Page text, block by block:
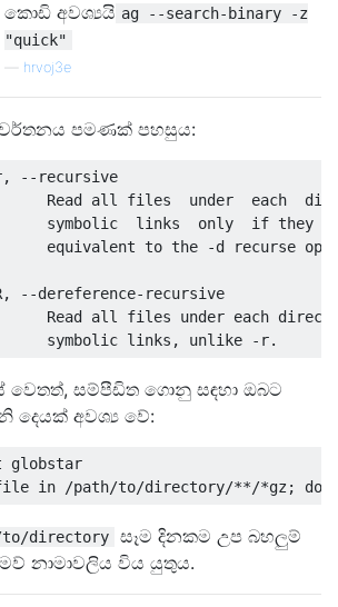
කොඩි අවශ්‍යයි ag --search-binary -z
"quick"
hrvoj3e
පමණක් පහසුය:
--recursive
Read all files  under  each
symbolic  links  only  if they
equivalent to the -d recurse
--dereference-recursive
Read all files under each
වෙතත්, සම්පීඩිත ගොනු සඳහා ඔබට
දෙයක් අවශ්‍ය වේ:
globstar
to/directory
සෑම දිනකම උප බහලුම්
මව් නාමාවලිය විය යුතුය.